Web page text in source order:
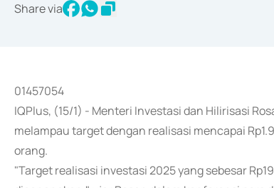
Share via
01457054
IQPlus, (15/1) - Menteri Investasi dan Hilirisasi
melampau target dengan realisasi mencapai
orang.
"Target realisasi investasi 2025 yang sebesar